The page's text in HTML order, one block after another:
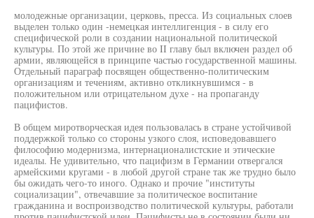
молодежные организации, церковь, пресса. Из социальных слоев
выделен только один -немецкая интеллигенция - в силу его
специфической роли в создании национальной политической
культуры. По этой же причине во II главу был включен раздел об
армии, являющейся в принципе частью государственной машины.
Отдельный параграф посвящен общественно-политическим
организациям и течениям, активно откликнувшимся - в
положительном или отрицательном духе - на пропаганду
пацифистов.
В общем миротворческая идея пользовалась в стране устойчивой
поддержкой только со стороны узкого слоя, исповедовавшего
философию модернизма, интернационалистские и этические
идеалы. Не удивительно, что пацифизм в Германии отвергался
армейскими кругами - в любой другой стране так же трудно было
бы ожидать чего-то иного. Однако и прочие "институты
социализации", отвечавшие за политическое воспитание
гражданина и воспроизводство политической культуры, работали